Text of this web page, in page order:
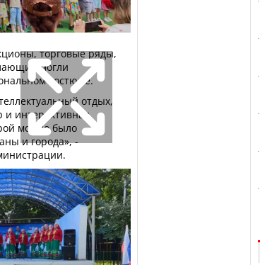
торговые ряды,
могли
костюме.
отдых,
интерактивная
можно было
и города», -